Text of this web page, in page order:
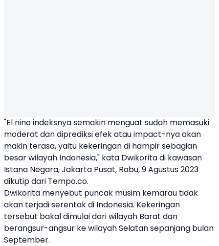
"El nino indeksnya semakin menguat sudah memasuki
moderat dan diprediksi efek atau impact-nya akan
makin terasa, yaitu kekeringan di hampir sebagian
besar wilayah Indonesia," kata Dwikorita di kawasan
Istana Negara, Jakarta Pusat, Rabu, 9 Agustus 2023
dikutip dari Tempo.co.
Dwikorita menyebut puncak musim kemarau tidak
akan terjadi serentak di Indonesia. Kekeringan
tersebut bakal dimulai dari wilayah Barat dan
berangsur-angsur ke wilayah Selatan sepanjang bulan
September.